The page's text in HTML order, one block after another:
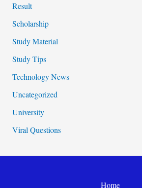
Result
Scholarship
Study Material
Study Tips
Technology News
Uncategorized
University
Viral Questions
Home